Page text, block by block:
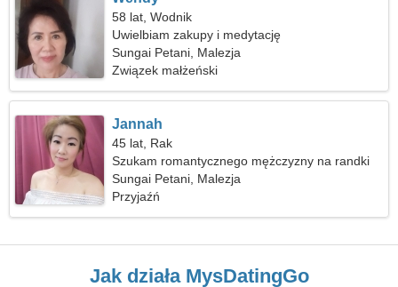
58 lat, Wodnik
Uwielbiam zakupy i medytację
Sungai Petani, Malezja
Związek małżeński
Jannah
45 lat, Rak
Szukam romantycznego mężczyzny na randki
Sungai Petani, Malezja
Przyjaźń
Jak działa MysDatingGo